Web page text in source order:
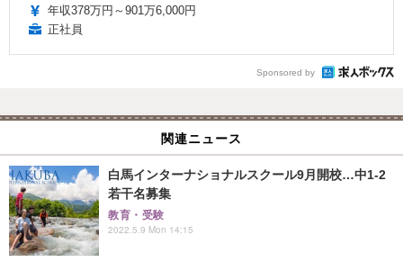
年収378万円～901万6,000円
正社員
Sponsored by
関連ニュース
白馬インターナショナルスクール9月開校…中1-2
若干名募集
教育・受験
2022.5.9 Mon 14:15